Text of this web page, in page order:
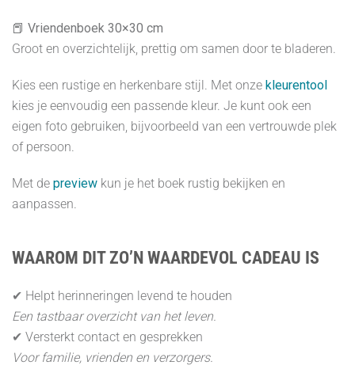
📕 Vriendenboek 30×30 cm
Groot en overzichtelijk, prettig om samen door te bladeren.
Kies een rustige en herkenbare stijl. Met onze kleurentool
kies je eenvoudig een passende kleur. Je kunt ook een
eigen foto gebruiken, bijvoorbeeld van een vertrouwde plek
of persoon.
Met de preview kun je het boek rustig bekijken en
aanpassen.
WAAROM DIT ZO’N WAARDEVOL CADEAU IS
✔ Helpt herinneringen levend te houden
Een tastbaar overzicht van het leven.
✔ Versterkt contact en gesprekken
Voor familie, vrienden en verzorgers.